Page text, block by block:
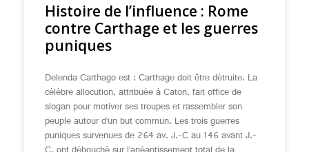
Histoire de l’influence : Rome
contre Carthage et les guerres
puniques
Delenda Carthago est : Carthage doit être détruite. La
célèbre allocution, attribuée à Caton, fait office de
slogan pour motiver ses troupes et rassembler son
peuple autour d’un but commun. Les trois guerres
puniques survenues de 264 av. J.-C au 146 avant J.-